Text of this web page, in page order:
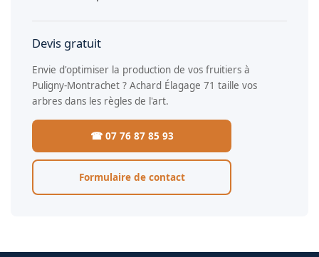
Devis gratuit
Envie d'optimiser la production de vos fruitiers à
Puligny-Montrachet ? Achard Élagage 71 taille vos
arbres dans les règles de l'art.
☎ 07 76 87 85 93
Formulaire de contact